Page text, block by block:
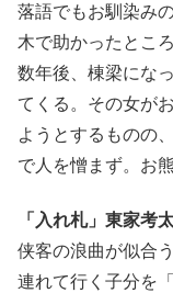
落語でもお馴染み
木で助かったとこ
数年後、棟梁にな
てくる。その女が
ようとするものの
で人を憎まず。お
「入れ札」東家考
侠客の浪曲が似合
連れて行く子分を